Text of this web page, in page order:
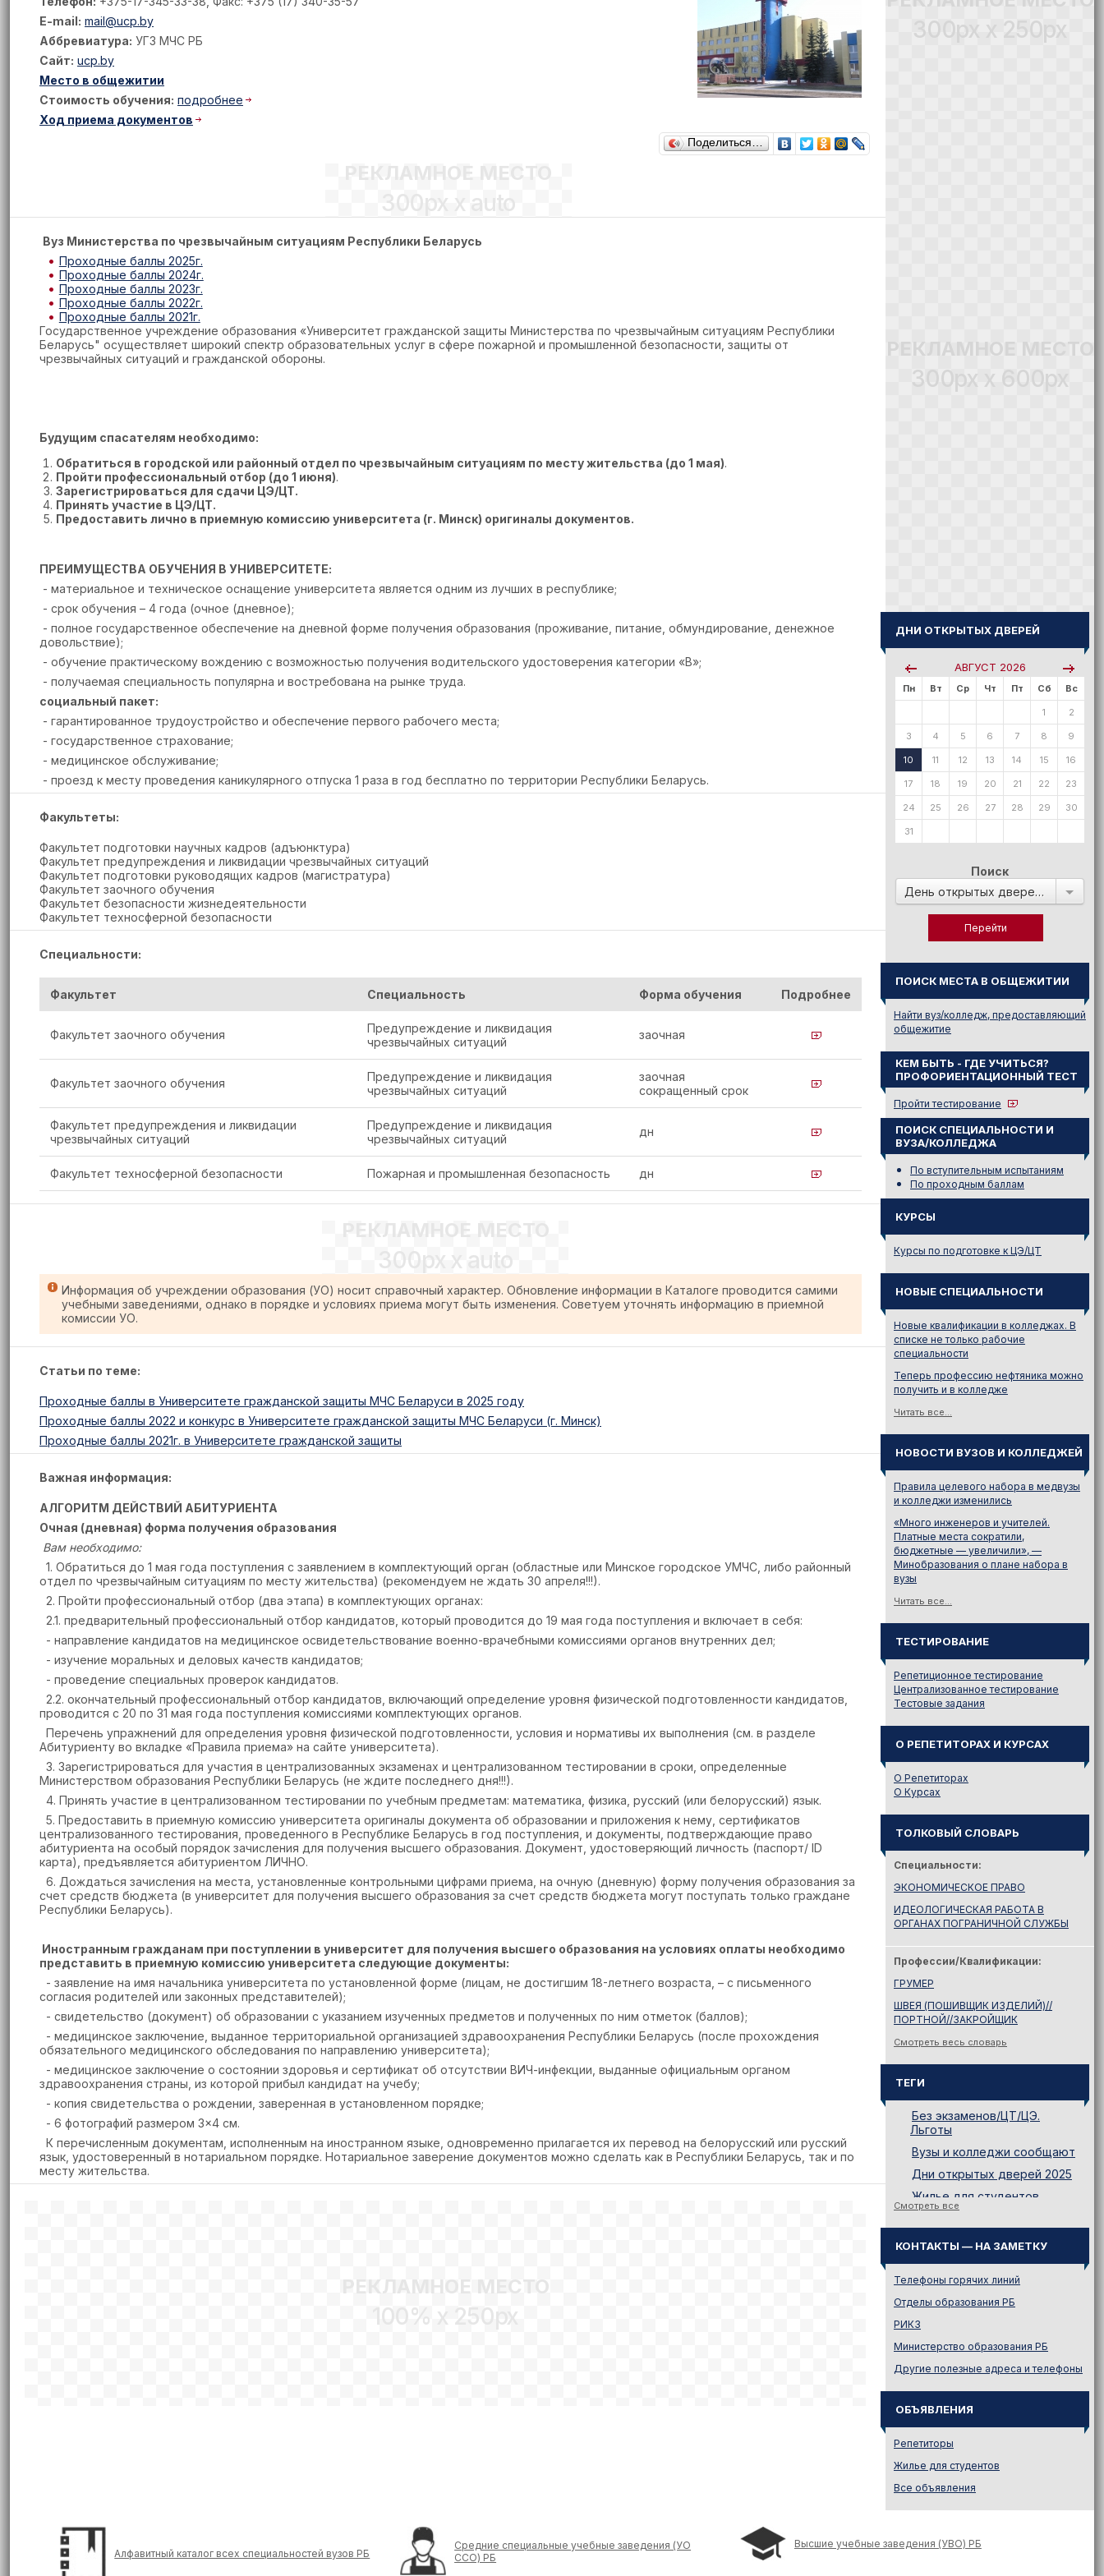
E-mail: mail@ucp.by
Аббревиатура: УГЗ МЧС РБ
Сайт: ucp.by
Место в общежитии
Стоимость обучения: подробнее
Ход приема документов
Поделиться…
РЕКЛАМНОЕ МЕСТО
300px x auto
Вуз Министерства по чрезвычайным ситуациям Республики Беларусь
Проходные баллы 2025г.
Проходные баллы 2024г.
Проходные баллы 2023г.
Проходные баллы 2022г.
Проходные баллы 2021г.
Государственное учреждение образования «Университет гражданской защиты Министерства по чрезвычайным ситуациям Республики
Беларусь" осуществляет широкий спектр образовательных услуг в сфере пожарной и промышленной безопасности, защиты от
чрезвычайных ситуаций и гражданской обороны.
Будущим спасателям необходимо:
Обратиться в городской или районный отдел по чрезвычайным ситуациям по месту жительства (до 1 мая).
Пройти профессиональный отбор (до 1 июня).
Зарегистрироваться для сдачи ЦЭ/ЦТ.
Принять участие в ЦЭ/ЦТ.
Предоставить лично в приемную комиссию университета (г. Минск) оригиналы документов.
ПРЕИМУЩЕСТВА ОБУЧЕНИЯ В УНИВЕРСИТЕТЕ:
- материальное и техническое оснащение университета является одним из лучших в республике;
- срок обучения – 4 года (очное (дневное);
- полное государственное обеспечение на дневной форме получения образования (проживание, питание, обмундирование, денежное
довольствие);
- обучение практическому вождению с возможностью получения водительского удостоверения категории «В»;
- получаемая специальность популярна и востребована на рынке труда.
социальный пакет:
- гарантированное трудоустройство и обеспечение первого рабочего места;
- государственное страхование;
- медицинское обслуживание;
- проезд к месту проведения каникулярного отпуска 1 раза в год бесплатно по территории Республики Беларусь.
Факультеты:
Факультет подготовки научных кадров (адъюнктура)
Факультет предупреждения и ликвидации чрезвычайных ситуаций
Факультет подготовки руководящих кадров (магистратура)
Факультет заочного обучения
Факультет безопасности жизнедеятельности
Факультет техносферной безопасности
Специальности:
Факультет Специальность Форма обучения Подробнее
Факультет заочного обучения
Предупреждение и ликвидация
чрезвычайных ситуаций
заочная
Факультет заочного обучения
Предупреждение и ликвидация
чрезвычайных ситуаций
заочная
сокращенный срок
Факультет предупреждения и ликвидации
чрезвычайных ситуаций
Предупреждение и ликвидация
чрезвычайных ситуаций
дн
Факультет техносферной безопасности Пожарная и промышленная безопасность дн
РЕКЛАМНОЕ МЕСТО
300px x auto
Информация об учреждении образования (УО) носит справочный характер. Обновление информации в Каталоге проводится самими
учебными заведениями, однако в порядке и условиях приема могут быть изменения. Советуем уточнять информацию в приемной
комиссии УО.
Статьи по теме:
Проходные баллы в Университете гражданской защиты МЧС Беларуси в 2025 году
Проходные баллы 2022 и конкурс в Университете гражданской защиты МЧС Беларуси (г. Минск)
Проходные баллы 2021г. в Университете гражданской защиты
Важная информация:
АЛГОРИТМ ДЕЙСТВИЙ АБИТУРИЕНТА
Очная (дневная) форма получения образования
Вам необходимо:
1. Обратиться до 1 мая года поступления с заявлением в комплектующий орган (областные или Минское городское УМЧС, либо районный
отдел по чрезвычайным ситуациям по месту жительства) (рекомендуем не ждать 30 апреля!!!).
2. Пройти профессиональный отбор (два этапа) в комплектующих органах:
2.1. предварительный профессиональный отбор кандидатов, который проводится до 19 мая года поступления и включает в себя:
- направление кандидатов на медицинское освидетельствование военно-врачебными комиссиями органов внутренних дел;
- изучение моральных и деловых качеств кандидатов;
- проведение специальных проверок кандидатов.
2.2. окончательный профессиональный отбор кандидатов, включающий определение уровня физической подготовленности кандидатов,
проводится с 20 по 31 мая года поступления комиссиями комплектующих органов.
Перечень упражнений для определения уровня физической подготовленности, условия и нормативы их выполнения (см. в разделе
Абитуриенту во вкладке «Правила приема» на сайте университета).
3. Зарегистрироваться для участия в централизованных экзаменах и централизованном тестировании в сроки, определенные
Министерством образования Республики Беларусь (не ждите последнего дня!!!).
4. Принять участие в централизованном тестировании по учебным предметам: математика, физика, русский (или белорусский) язык.
5. Предоставить в приемную комиссию университета оригиналы документа об образовании и приложения к нему, сертификатов
централизованного тестирования, проведенного в Республике Беларусь в год поступления, и документы, подтверждающие право
абитуриента на особый порядок зачисления для получения высшего образования. Документ, удостоверяющий личность (паспорт/ ID
карта), предъявляется абитуриентом ЛИЧНО.
6. Дождаться зачисления на места, установленные контрольными цифрами приема, на очную (дневную) форму получения образования за
счет средств бюджета (в университет для получения высшего образования за счет средств бюджета могут поступать только граждане
Республики Беларусь).
Иностранным гражданам при поступлении в университет для получения высшего образования на условиях оплаты необходимо
представить в приемную комиссию университета следующие документы:
- заявление на имя начальника университета по установленной форме (лицам, не достигшим 18-летнего возраста, – с письменного
согласия родителей или законных представителей);
- свидетельство (документ) об образовании с указанием изученных предметов и полученных по ним отметок (баллов);
- медицинское заключение, выданное территориальной организацией здравоохранения Республики Беларусь (после прохождения
обязательного медицинского обследования по направлению университета);
- медицинское заключение о состоянии здоровья и сертификат об отсутствии ВИЧ-инфекции, выданные официальным органом
здравоохранения страны, из которой прибыл кандидат на учебу;
- копия свидетельства о рождении, заверенная в установленном порядке;
- 6 фотографий размером 3×4 см.
К перечисленным документам, исполненным на иностранном языке, одновременно прилагается их перевод на белорусский или русский
язык, удостоверенный в нотариальном порядке. Нотариальное заверение документов можно сделать как в Республики Беларусь, так и по
месту жительства.
РЕКЛАМНОЕ МЕСТО
100% x 250px
300px x 250px
РЕКЛАМНОЕ МЕСТО
300px x 600px
ДНИ ОТКРЫТЫХ ДВЕРЕЙ
АВГУСТ 2026
Пн Вт Ср Чт Пт Сб Вс
1 2
3 4 5 6 7 8 9
10 11 12 13 14 15 16
17 18 19 20 21 22 23
24 25 26 27 28 29 30
31
Поиск
День открытых дверей в:
ПОИСК МЕСТА В ОБЩЕЖИТИИ
Найти вуз/колледж, предоставляющий
общежитие
КЕМ БЫТЬ - ГДЕ УЧИТЬСЯ?
ПРОФОРИЕНТАЦИОННЫЙ ТЕСТ
Пройти тестирование
ПОИСК СПЕЦИАЛЬНОСТИ И
ВУЗА/КОЛЛЕДЖА
По вступительным испытаниям
По проходным баллам
КУРСЫ
Курсы по подготовке к ЦЭ/ЦТ
НОВЫЕ СПЕЦИАЛЬНОСТИ
Новые квалификации в колледжах. В
списке не только рабочие
специальности
Теперь профессию нефтяника можно
получить и в колледже
Читать все...
НОВОСТИ ВУЗОВ И КОЛЛЕДЖЕЙ
Правила целевого набора в медвузы
и колледжи изменились
«Много инженеров и учителей.
Платные места сократили,
бюджетные — увеличили», —
Минобразования о плане набора в
вузы
Читать все...
ТЕСТИРОВАНИЕ
Репетиционное тестирование
Централизованное тестирование
Тестовые задания
О РЕПЕТИТОРАХ И КУРСАХ
О Репетиторах
О Курсах
ТОЛКОВЫЙ СЛОВАРЬ
Специальности:
ЭКОНОМИЧЕСКОЕ ПРАВО
ИДЕОЛОГИЧЕСКАЯ РАБОТА В
ОРГАНАХ ПОГРАНИЧНОЙ СЛУЖБЫ
Профессии/Квалификации:
ГРУМЕР
ШВЕЯ (ПОШИВЩИК ИЗДЕЛИЙ)//
ПОРТНОЙ//ЗАКРОЙЩИК
Смотреть весь словарь
ТЕГИ
Без экзаменов/ЦТ/ЦЭ.
Льготы
Вузы и колледжи сообщают
Дни открытых дверей 2025
Жилье для студентов
Иностранному абитуриенту
Куда поступать на твою
специальность?
Куда поступать? — Это надо
только
Подготовительные курсы
Подготовка к ЦЭ и ЦТ.
Репетиторы
Поступление в вузы
Поступление в колледжи
Профориентация
Проходные баллы в вузах
Беларуси
Смотреть все
КОНТАКТЫ — НА ЗАМЕТКУ
Телефоны горячих линий
Отделы образования РБ
РИКЗ
Министерство образования РБ
Другие полезные адреса и телефоны
ОБЪЯВЛЕНИЯ
Репетиторы
Жилье для студентов
Все объявления
Алфавитный каталог всех специальностей вузов РБ
Средние специальные учебные заведения (УО
ССО) РБ
Высшие учебные заведения (УВО) РБ